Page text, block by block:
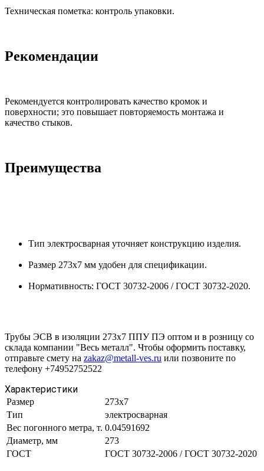
Техническая пометка: контроль упаковки.
Рекомендации
Рекомендуется контролировать качество кромок и
поверхности; это повышает повторяемость монтажа и
качество стыков.
Преимущества
Тип электросварная уточняет конструкцию изделия.
Размер 273х7 мм удобен для спецификации.
Нормативность: ГОСТ 30732-2006 / ГОСТ 30732-2020.
Трубы ЭСВ в изоляции 273х7 ППУ ПЭ оптом и в розницу со
склада компании "Весь металл". Чтобы оформить поставку,
отправьте смету на zakaz@metall-ves.ru или позвоните по
телефону +74952752522
Характеристики
Размер
273х7
Тип
электросварная
Вес погонного метра, т. 0.04591692
Диаметр, мм
273
ГОСТ
ГОСТ 30732-2006 / ГОСТ 30732-2020